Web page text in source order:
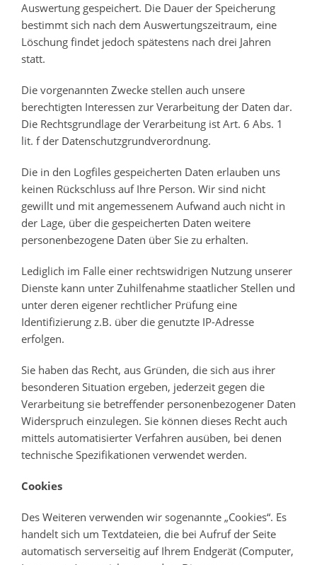
Auswertung gespeichert. Die Dauer der Speicherung
bestimmt sich nach dem Auswertungszeitraum, eine
Löschung findet jedoch spätestens nach drei Jahren
statt.
Die vorgenannten Zwecke stellen auch unsere
berechtigten Interessen zur Verarbeitung der Daten dar.
Die Rechtsgrundlage der Verarbeitung ist Art. 6 Abs. 1
lit. f der Datenschutzgrundverordnung.
Die in den Logfiles gespeicherten Daten erlauben uns
keinen Rückschluss auf Ihre Person. Wir sind nicht
gewillt und mit angemessenem Aufwand auch nicht in
der Lage, über die gespeicherten Daten weitere
personenbezogene Daten über Sie zu erhalten.
Lediglich im Falle einer rechtswidrigen Nutzung unserer
Dienste kann unter Zuhilfenahme staatlicher Stellen und
unter deren eigener rechtlicher Prüfung eine
Identifizierung z.B. über die genutzte IP-Adresse
erfolgen.
Sie haben das Recht, aus Gründen, die sich aus ihrer
besonderen Situation ergeben, jederzeit gegen die
Verarbeitung sie betreffender personenbezogener Daten
Widerspruch einzulegen. Sie können dieses Recht auch
mittels automatisierter Verfahren ausüben, bei denen
technische Spezifikationen verwendet werden.
Cookies
Des Weiteren verwenden wir sogenannte „Cookies“. Es
handelt sich um Textdateien, die bei Aufruf der Seite
automatisch serverseitig auf Ihrem Endgerät (Computer,